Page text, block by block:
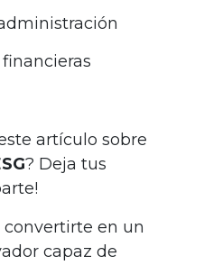
artículo sobre
? Deja tus
en un
capaz de